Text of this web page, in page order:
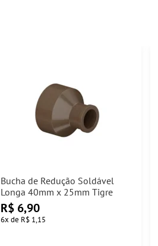
Bucha de Redução Soldável
Longa 40mm x 25mm Tigre
R$ 6,90
6x de R$ 1,15